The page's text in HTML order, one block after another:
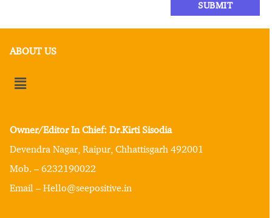
ABOUT US
Owner/Editor In Chief: Dr.Kirti Sisodia
Devendra Nagar, Raipur, Chhattisgarh 492001
Mob. – 6232190022
Email – Hello@seepositive.in